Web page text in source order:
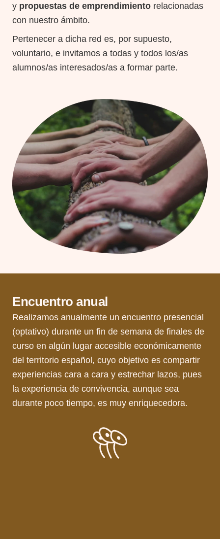
y propuestas de emprendimiento relacionadas
con nuestro ámbito.
Pertenecer a dicha red es, por supuesto,
voluntario, e invitamos a todas y todos los/as
alumnos/as interesados/as a formar parte.
Encuentro anual
Realizamos anualmente un encuentro presencial
(optativo) durante un fin de semana de finales de
curso en algún lugar accesible económicamente
del territorio español, cuyo objetivo es compartir
experiencias cara a cara y estrechar lazos, pues
la experiencia de convivencia, aunque sea
durante poco tiempo, es muy enriquecedora.